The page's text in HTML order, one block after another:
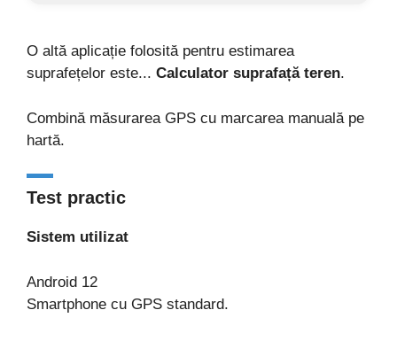
O altă aplicație folosită pentru estimarea
suprafețelor este... Calculator suprafață teren.
Combină măsurarea GPS cu marcarea manuală pe
hartă.
Test practic
Sistem utilizat
Android 12
Smartphone cu GPS standard.